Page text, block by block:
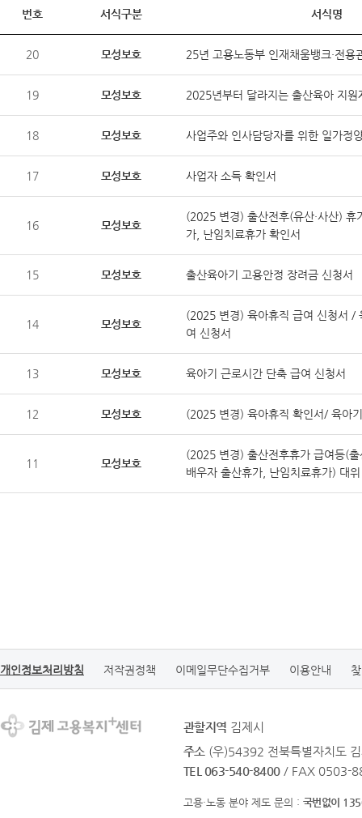
번호 서식구분 서식명
20 모성보호 25년 고용노동부 인재채움뱅크·전용
19 모성보호 2025년부터 달라지는 출산육아 지원
18 모성보호 사업주와 인사담당자를 위한 일가정
17 모성보호 사업자 소득 확인서
16 모성보호
(2025 변경) 출산전후(유산·사산) 휴
가, 난임치료휴가 확인서
15 모성보호 출산육아기 고용안정 장려금 신청서
14 모성보호
(2025 변경) 육아휴직 급여 신청서 /
여 신청서
13 모성보호 육아기 근로시간 단축 급여 신청서
12 모성보호 (2025 변경) 육아휴직 확인서/ 육아
11 모성보호
(2025 변경) 출산전후휴가 급여등(출
배우자 출산휴가, 난임치료휴가) 대
개인정보처리방침 저작권정책 이메일무단수집거부 이용안내
관할지역 김제시
주소 (우)54392 전북특별자치도
TEL 063-540-8400 / FAX 0503-
고용·노동 분야 제도 문의 : 국번없이